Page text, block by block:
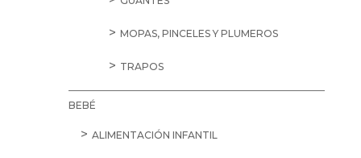
MOPAS, PINCELES Y PLUMEROS
TRAPOS
BEBÉ
ALIMENTACIÓN INFANTIL